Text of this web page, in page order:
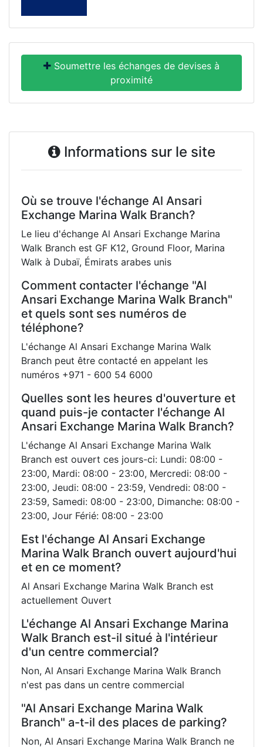
Soumettre les échanges de devises à
proximité
Informations sur le site
Où se trouve l'échange Al Ansari
Exchange Marina Walk Branch?
Le lieu d'échange Al Ansari Exchange Marina
Walk Branch est GF K12, Ground Floor, Marina
Walk à Dubaï, Émirats arabes unis
Comment contacter l'échange "Al
Ansari Exchange Marina Walk Branch"
et quels sont ses numéros de
téléphone?
L'échange Al Ansari Exchange Marina Walk
Branch peut être contacté en appelant les
numéros +971 - 600 54 6000
Quelles sont les heures d'ouverture et
quand puis-je contacter l'échange Al
Ansari Exchange Marina Walk Branch?
L'échange Al Ansari Exchange Marina Walk
Branch est ouvert ces jours-ci: Lundi: 08:00 -
23:00, Mardi: 08:00 - 23:00, Mercredi: 08:00 -
23:00, Jeudi: 08:00 - 23:59, Vendredi: 08:00 -
23:59, Samedi: 08:00 - 23:00, Dimanche: 08:00 -
23:00, Jour Férié: 08:00 - 23:00
Est l'échange Al Ansari Exchange
Marina Walk Branch ouvert aujourd'hui
et en ce moment?
Al Ansari Exchange Marina Walk Branch est
actuellement Ouvert
L'échange Al Ansari Exchange Marina
Walk Branch est-il situé à l'intérieur
d'un centre commercial?
Non, Al Ansari Exchange Marina Walk Branch
n'est pas dans un centre commercial
"Al Ansari Exchange Marina Walk
Branch" a-t-il des places de parking?
Non, Al Ansari Exchange Marina Walk Branch ne